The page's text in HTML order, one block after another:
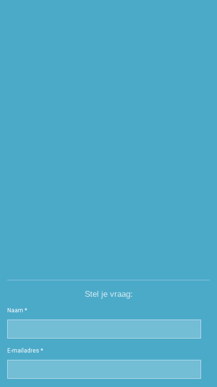
Stel je vraag:
Naam *
E-mailadres *